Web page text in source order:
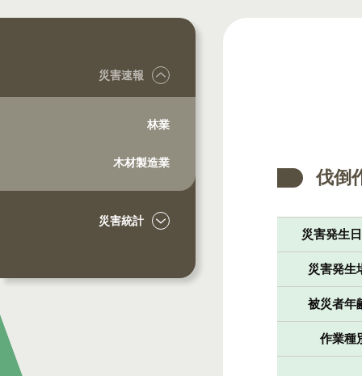
災害速報
林業
木材製造業
災害統計
伐倒
災害発生
災害発生
被災者年
作業種